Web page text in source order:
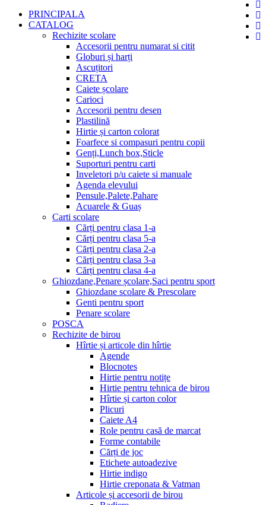
PRINCIPALA
CATALOG
Rechizite scolare
Accesorii pentru numarat si citit
Globuri și harți
Ascuțitori
CRETA
Caiete școlare
Carioci
Accesorii pentru desen
Plastilină
Hirtie și carton colorat
Foarfece si compasuri pentru copii
Genți,Lunch box,Sticle
Suporturi pentru carti
Inveletori p/u caiete si manuale
Agenda elevului
Pensule,Palete,Pahare
Acuarele & Guaș
Carti scolare
Cărți pentru clasa 1-a
Cărți pentru clasa 5-a
Cărți pentru clasa 2-a
Cărți pentru clasa 3-a
Cărți pentru clasa 4-a
Ghiozdane,Penare școlare,Saci pentru sport
Ghiozdane scolare & Prescolare
Genti pentru sport
Penare scolare
POSCA
Rechizite de birou
Hîrtie și articole din hîrtie
Agende
Blocnotes
Hirtie pentru notițe
Hirtie pentru tehnica de birou
Hîrtie și carton color
Plicuri
Caiete A4
Role pentru casă de marcat
Forme contabile
Cărți de joc
Etichete autoadezive
Hirtie indigo
Hirtie creponata & Vatman
Articole și accesorii de birou